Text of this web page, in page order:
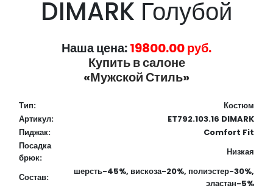
DIMARK Голубой
Наша цена:19800.00 руб.
Купить в салоне
«Мужской Стиль»
Тип:
Костюм
Артикул:
ET792.103.16 DIMARK
Пиджак:
Comfort Fit
Посадка
брюк:
Низкая
Состав:
шерсть-45%, вискоза-20%, полиэстер-30%,
эластан-5%